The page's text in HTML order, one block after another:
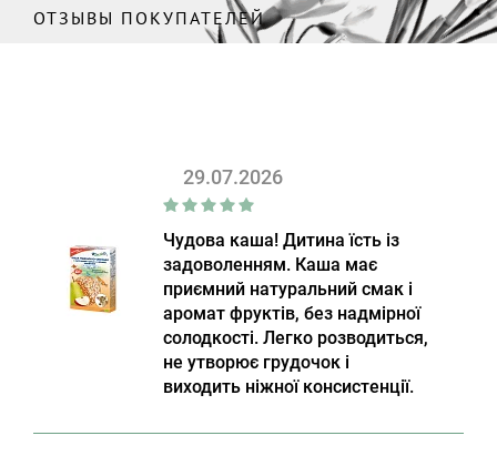
ОТЗЫВЫ ПОКУПАТЕЛЕЙ
29.07.2026
Чудова каша! Дитина їсть із
задоволенням. Каша має
приємний натуральний смак і
аромат фруктів, без надмірної
солодкості. Легко розводиться,
не утворює грудочок і
виходить ніжної консистенції.